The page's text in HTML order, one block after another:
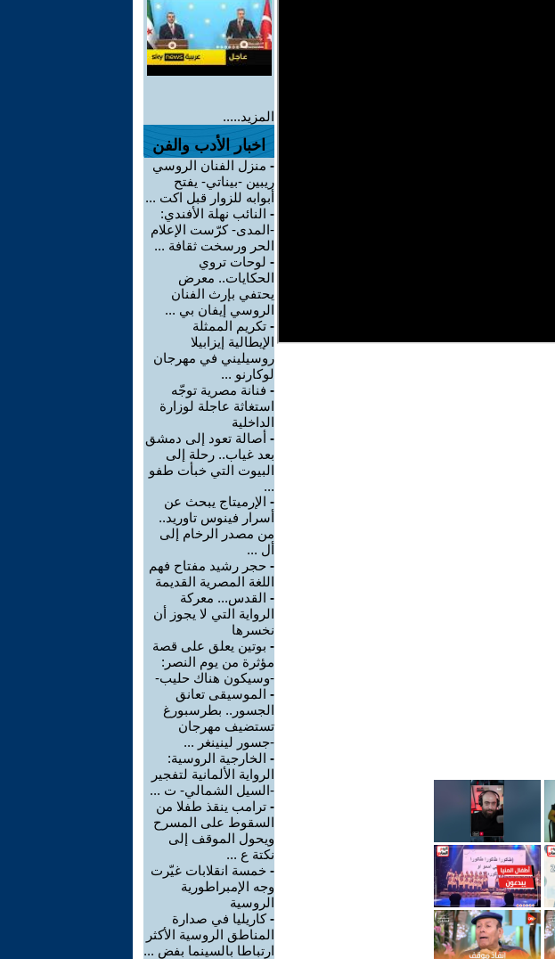
المزيد.....
اخبار الأدب والفن
- منزل الفنان الروسي
ريبين -بيناتي- يفتح
أبوابه للزوار قبل اكت ...
- النائب نهلة الأفندي:
-المدى- كرّست الإعلام
الحر ورسخت ثقافة ...
- لوحات تروي
الحكايات.. معرض
يحتفي بإرث الفنان
الروسي إيفان بي ...
- تكريم الممثلة
الإيطالية إيزابيلا
روسيليني في مهرجان
لوكارنو ...
- فنانة مصرية توجّه
استغاثة عاجلة لوزارة
الداخلية
- أصالة تعود إلى دمشق
بعد غياب.. رحلة إلى
البيوت التي خبأت طفو
...
- الإرميتاج يبحث عن
أسرار فينوس تاوريد..
من مصدر الرخام إلى
أل ...
- حجر رشيد مفتاح فهم
اللغة المصرية القديمة
- القدس... معركة
الرواية التي لا يجوز أن
نخسرها
- بوتين يعلق على قصة
مؤثرة من يوم النصر:
-وسيكون هناك حليب-
- الموسيقى تعانق
الجسور.. بطرسبورغ
تستضيف مهرجان
-جسور لينينغر ...
- الخارجية الروسية:
الرواية الألمانية لتفجير
-السيل الشمالي- ت ...
- ترامب ينقذ طفلا من
السقوط على المسرح
ويحول الموقف إلى
نكتة ع ...
- خمسة انقلابات غيّرت
وجه الإمبراطورية
الروسية
-كاريليا في صدارة
المناطق الروسية الأكثر
ارتباطا بالسينما بفض ...